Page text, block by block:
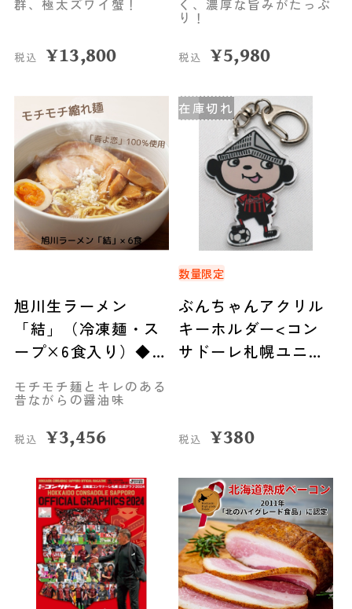
群、極太ズワイ蟹！
税込 ¥13,800
く、濃厚な旨みがたっぷ
り！
税込 ¥5,980
旭川生ラーメン
「結」（冷凍麺・ス
ープ×6食入り）◆人
モチモチ麺とキレのある
昔ながらの醤油味
税込 ¥3,456
在庫切れ
数量限定
ぶんちゃんアクリル
キーホルダー<コン
サドーレ札幌ユニフ
税込 ¥380